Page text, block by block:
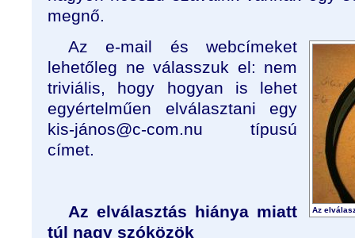
megnő.
Az
Az e-mail és webcímeket
lehetőleg ne válasszuk el: nem
triviális, hogy hogyan is lehet
egyértelműen elválasztani egy
kis‑jános@c‑com.nu típusú
címet.
Az elválasztás hiánya miatt
túl nagy szóközök